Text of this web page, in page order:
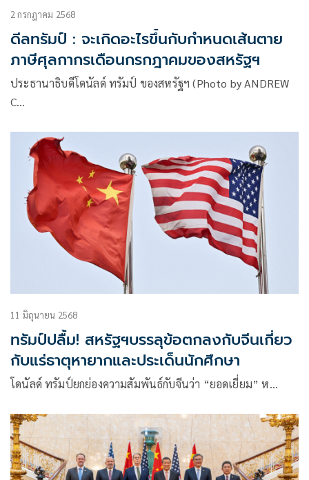
2 กรกฎาคม 2568
ดีลทรัมป์ : จะเกิดอะไรขึ้นกับกำหนดเส้นตาย
ภาษีศุลกากรเดือนกรกฎาคมของสหรัฐฯ
ประธานาธิบดีโดนัลด์ ทรัมป์ ของสหรัฐฯ (Photo by ANDREW
C…
11 มิถุนายน 2568
ทรัมป์ปลื้ม! สหรัฐฯบรรลุข้อตกลงกับจีนเกี่ยว
กับแร่ธาตุหายากและประเด็นนักศึกษา
โดนัลด์ ทรัมป์ยกย่องความสัมพันธ์กับจีนว่า “ยอดเยี่ยม” ห…